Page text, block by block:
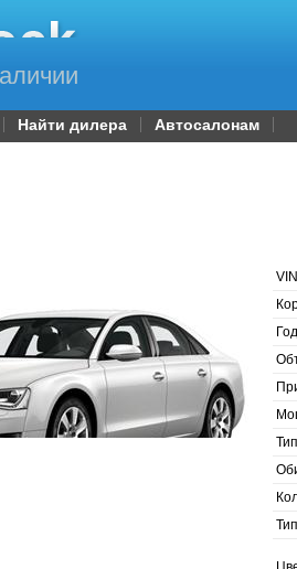
Найти дилера Автосалонам
VIN